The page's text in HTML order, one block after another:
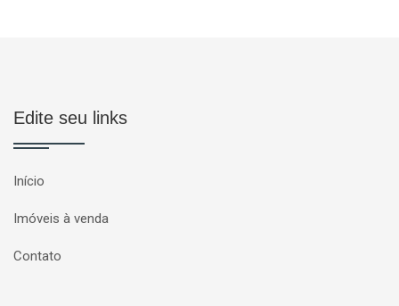
Edite seu links
Início
Imóveis à venda
Contato